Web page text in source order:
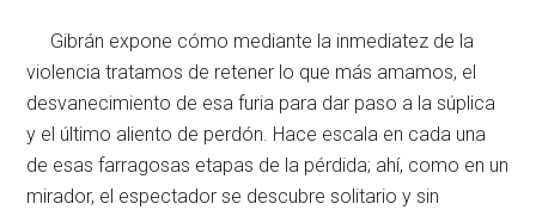
Gibrán expone cómo mediante la inmediatez de la
violencia tratamos de retener lo que más amamos, el
desvanecimiento de esa furia para dar paso a la súplica
y el último aliento de perdón. Hace escala en cada una
de esas farragosas etapas de la pérdida; ahí, como en un
mirador, el espectador se descubre solitario y sin